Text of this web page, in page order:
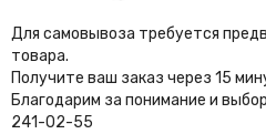
Для самовывоза требуется
товара.
Получите ваш заказ через 15
Благодарим за понимание и
241-02-55